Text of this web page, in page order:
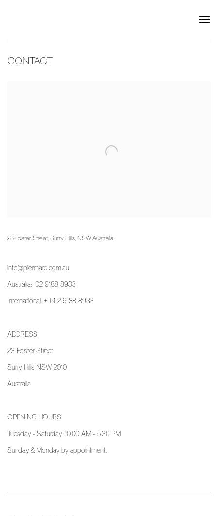
CONTACT
23 Foster Street, Surry Hills, NSW Australia
info@piermarq.com.au
Australia: 02 9188 8933
International: + 61 2 9188 8933
ADDRESS
23 Foster Street
Surry Hills NSW 2010
Australia
OPENING HOURS
Tuesday - Saturday: 10:00 AM - 5:30 PM
Sunday & Monday by appointment.